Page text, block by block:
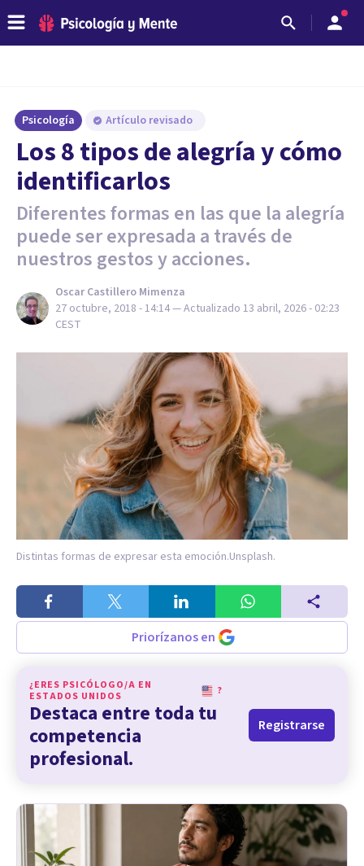
Psicología Artículo revisado
Los 8 tipos de alegría y cómo
identificarlos
Diferentes formas en las que la alegría
puede ser expresada a través de
nuestros gestos y acciones.
Oscar Castillero Mimenza
27 octubre, 2018 - 14:14— Actualizado 13 abril, 2026 - 02:23
CEST
Distintas formas de expresar esta emoción.Unsplash.
Priorízanos en
¿ERES PSICÓLOGO/A EN
ESTADOS UNIDOS
?
Destaca entre toda tu
competencia
profesional.
Registrarse